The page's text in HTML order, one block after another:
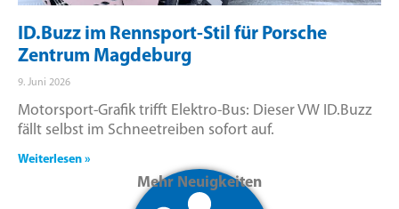
ID.Buzz im Rennsport-Stil für Porsche
Zentrum Magdeburg
9. Juni 2026
Motorsport-Grafik trifft Elektro-Bus: Dieser VW ID.Buzz
fällt selbst im Schneetreiben sofort auf.
Weiterlesen »
Mehr Neuigkeiten